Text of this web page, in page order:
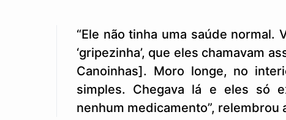
“Ele não tinha uma saúde
‘gripezinha’, que eles chamavam
Canoinhas]. Moro longe, no
simples. Chegava lá e eles só
nenhum medicamento”, relembrou